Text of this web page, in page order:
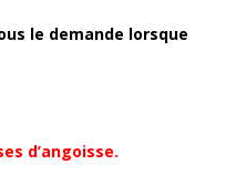
le demande lorsque
d’angoisse.